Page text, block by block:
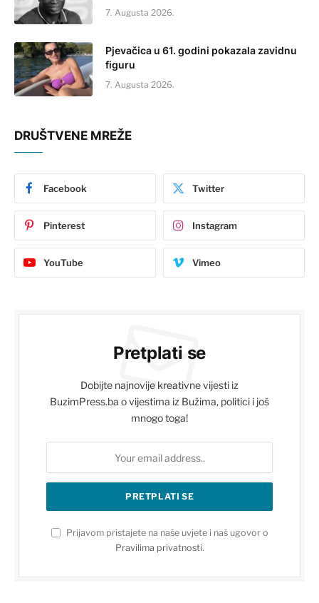
7. Augusta 2026.
Pjevačica u 61. godini pokazala zavidnu
figuru
7. Augusta 2026.
DRUŠTVENE MREŽE
Facebook Twitter
Pinterest Instagram
YouTube Vimeo
Pretplati se
Dobijte najnovije kreativne vijesti iz
BuzimPress.ba o vijestima iz Bužima, politici i još
mnogo toga!
Prijavom pristajete na naše uvjete i naš ugovor o
Pravilima privatnosti.